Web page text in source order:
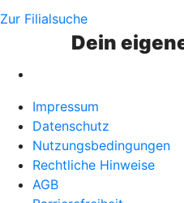
Zur Filialsuche
Dein
Impressum
Datenschutz
Nutzungsbedingungen
Rechtliche Hinweise
AGB